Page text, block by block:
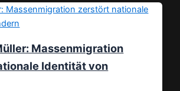
Massenmigration
Identität von